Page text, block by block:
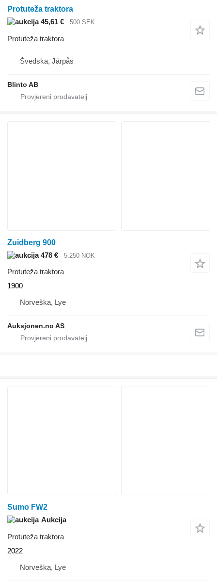
Protuteža traktora
45,61 €
500 SEK
Protuteža traktora
Švedska, Järpås
Blinto AB
Zuidberg 900
478 €
5.250 NOK
Protuteža traktora
1900
Norveška, Lye
Auksjonen.no AS
Sumo FW2
Aukcija
Protuteža traktora
2022
Norveška, Lye